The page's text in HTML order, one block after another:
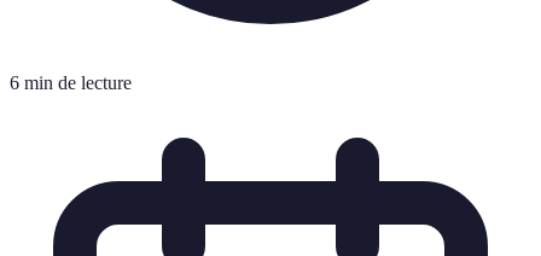
6 min de lecture